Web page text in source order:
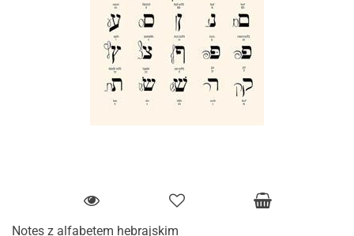
Notes z alfabetem hebrajskim